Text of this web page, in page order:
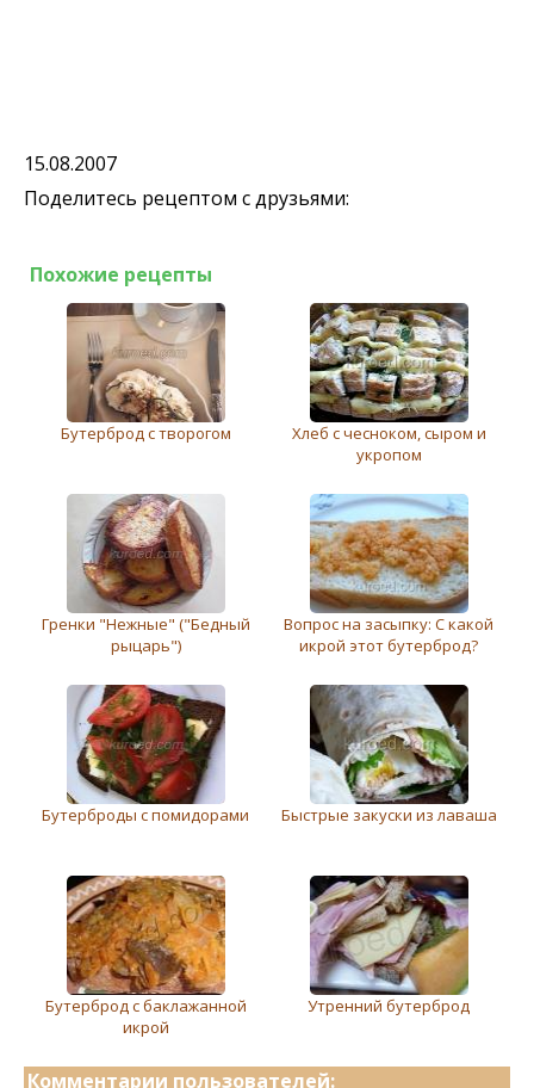
15.08.2007
Поделитесь рецептом с друзьями:
Похожие рецепты
Бутерброд с творогом
Хлеб с чесноком, сыром и
укропом
Гренки "Нежные" ("Бедный
рыцарь")
Вопрос на засыпку: С какой
икрой этот бутерброд?
Бутерброды с помидорами Быстрые закуски из лаваша
Бутерброд с баклажанной
икрой
Утренний бутерброд
Комментарии пользователей: